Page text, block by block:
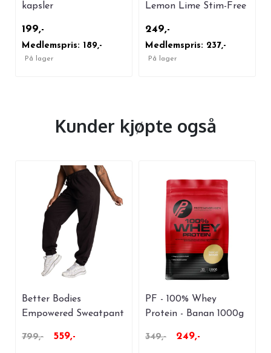
kapsler
199,-
Medlemspris: 189,-
På lager
Lemon Lime Stim-Free
249,-
Medlemspris: 237,-
På lager
Kunder kjøpte også
Better Bodies
Empowered Sweatpant
799,-
559,-
PF - 100% Whey
Protein - Banan 1000g
349,- 249,-